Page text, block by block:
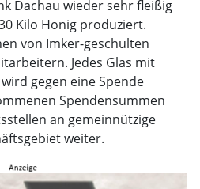
Dachau wieder sehr fleißig
Kilo Honig produziert.
von Imker-geschulten
Jedes Glas mit
gegen eine Spende
Spendensummen
an gemeinnützige
weiter.